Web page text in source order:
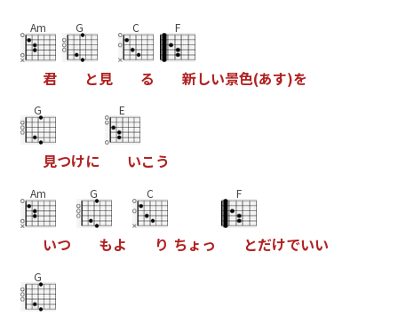
Am
君
G
と 見
C
る
F
新しい景色(あす)を
G
見つけに
E
いこ う
Am
いつ
G
もよ
C
り ちょ っ
F
とだけでいい
G